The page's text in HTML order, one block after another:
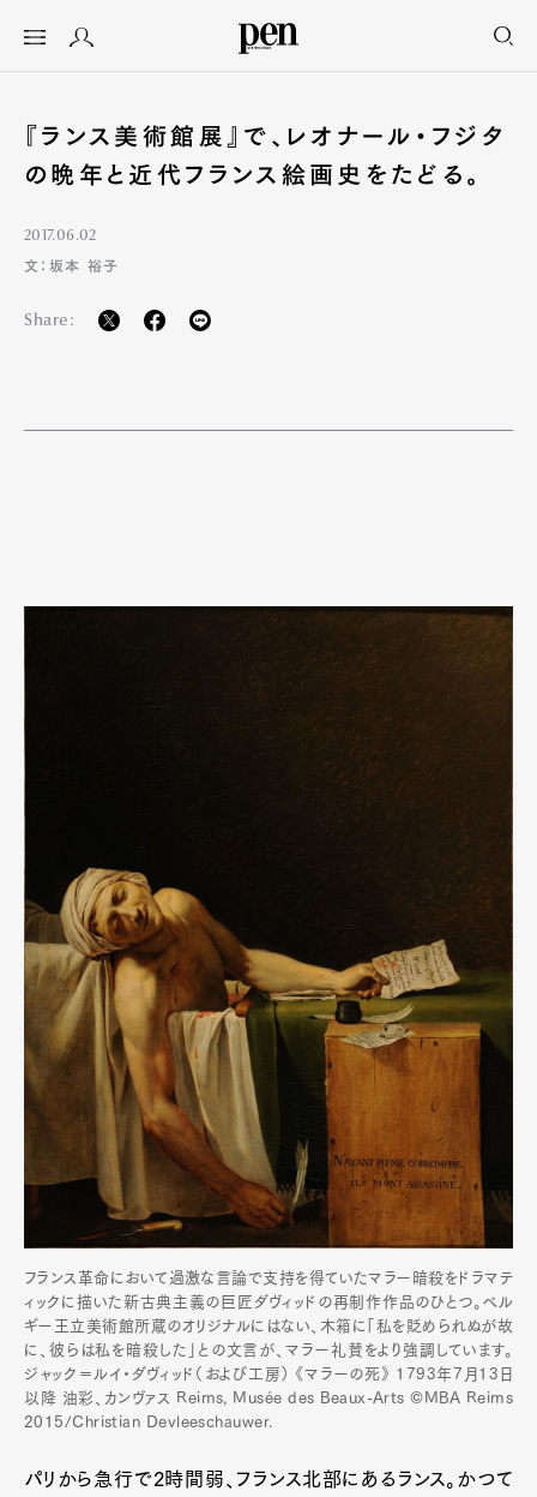
『ランス美術館展』で、レオナール・フジタ
の晩年と近代フランス絵画史をたどる。
2017.06.02
文：坂本 裕子
Share:
フランス革命において過激な言論で支持を得ていたマラー暗殺をドラマテ
ィックに描いた新古典主義の巨匠ダヴィッドの再制作作品のひとつ。ベル
ギー王立美術館所蔵のオリジナルにはない、木箱に「私を貶められぬが故
に、彼らは私を暗殺した」との文言が、マラー礼賛をより強調しています。
ジャック＝ルイ・ダヴィッド（および工房） 《マラーの死》 1793年7月13日
以降 油彩、カンヴァス Reims, Musée des Beaux-Arts ©MBA Reims
2015/Christian Devleeschauwer.
パリから急行で2時間弱、フランス北部にあるランス。かつて